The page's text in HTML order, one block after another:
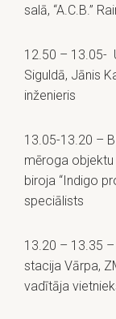
salā, “A.C.B.”
12.50 – 13.05-
Siguldā, Jānis
inženieris
13.05-13.20 –
mēroga
biroja “Indigo
speciālists
13.20 – 13.35
stacija Vārpa,
vadītāja